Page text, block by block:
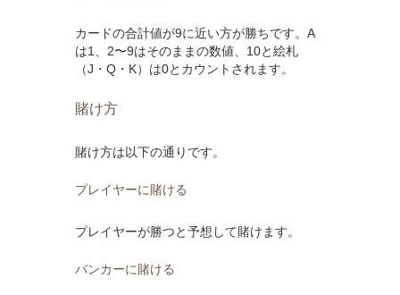
カードの合計値が9に近い方が勝ちです。A
は1、2〜9はそのままの数値、10と絵札
（J・Q・K）は0とカウントされます。
賭け方
賭け方は以下の通りです。
プレイヤーに賭ける
プレイヤーが勝つと予想して賭けます。
バンカーに賭ける